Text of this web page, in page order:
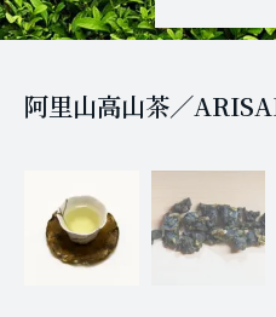
阿里山高山茶／
提